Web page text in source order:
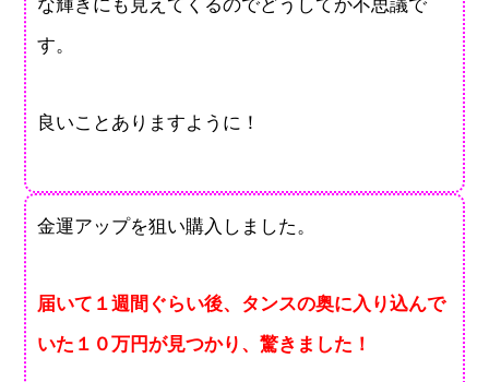
な輝きにも見えてくるのでどうしてか不思議で
す。
良いことありますように！
金運アップを狙い購入しました。
届いて１週間ぐらい後、タンスの奥に入り込んで
いた１０万円が見つかり、驚きました！